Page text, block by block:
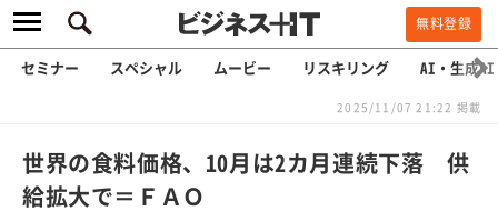
無料登録
セミナー スペシャル ムービー リスキリング AI・生成AI
2025/11/07 21:22 掲載
世界の食料価格、10月は2カ月連続下落 供
給拡大で＝ＦＡＯ